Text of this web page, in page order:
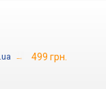
→
499 грн.